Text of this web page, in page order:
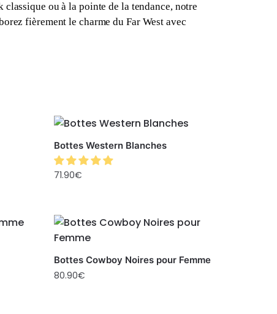
ou à la pointe de la tendance, notre
fièrement le charme du Far West avec
Bottes Western Blanches
71.90€
Bottes Cowboy Noires pour Femme
80.90€